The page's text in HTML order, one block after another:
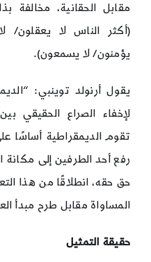
مقابل الحقانية، مخالفة
(أكثر الناس لا يعقلون/
يؤمنون/ لا يسمعون).
يقول أرنولد توينبي:
لإخفاء الصراع الحقيقي
تقوم الديمقراطية أساسًا
رفع أحد الطرفين إلى مكانة
حق حقه، انطلاقًا من هذا
المساواة مقابل طرح مبدأ
حقيقة التمثيل